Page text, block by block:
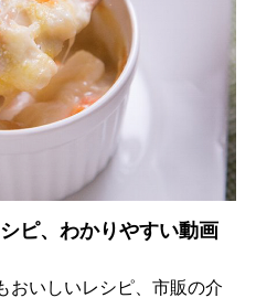
ピ、わかりやすい動画
おいしいレシピ、市販の介